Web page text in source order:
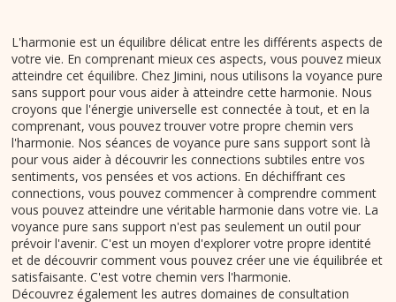
L'harmonie est un équilibre délicat entre les différents aspects de
votre vie. En comprenant mieux ces aspects, vous pouvez mieux
atteindre cet équilibre. Chez Jimini, nous utilisons la voyance pure
sans support pour vous aider à atteindre cette harmonie. Nous
croyons que l'énergie universelle est connectée à tout, et en la
comprenant, vous pouvez trouver votre propre chemin vers
l'harmonie. Nos séances de voyance pure sans support sont là
pour vous aider à découvrir les connections subtiles entre vos
sentiments, vos pensées et vos actions. En déchiffrant ces
connections, vous pouvez commencer à comprendre comment
vous pouvez atteindre une véritable harmonie dans votre vie. La
voyance pure sans support n'est pas seulement un outil pour
prévoir l'avenir. C'est un moyen d'explorer votre propre identité
et de découvrir comment vous pouvez créer une vie équilibrée et
satisfaisante. C'est votre chemin vers l'harmonie.
Découvrez également les autres domaines de consultation